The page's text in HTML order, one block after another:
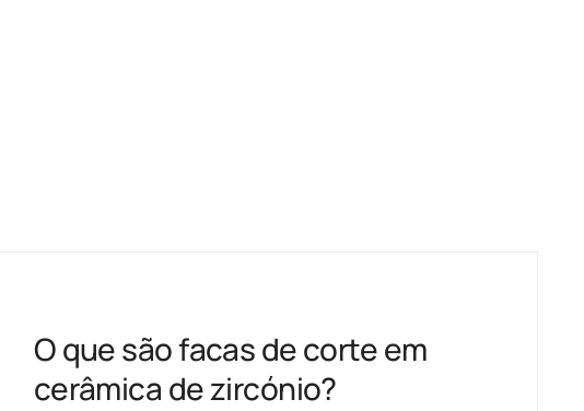
O que são facas de corte em
cerâmica de zircónio?